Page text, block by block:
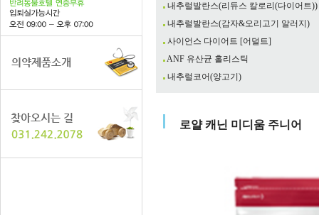
내추럴발란스(리듀스 칼로리(다이어트))
내추럴발란스(감자&오리고기 알러지)
사이언스 다이어트 [어덜트]
ANF 유산균 홀리스틱
내추럴코어(양고기)
로얄 캐닌 미디움 주니어